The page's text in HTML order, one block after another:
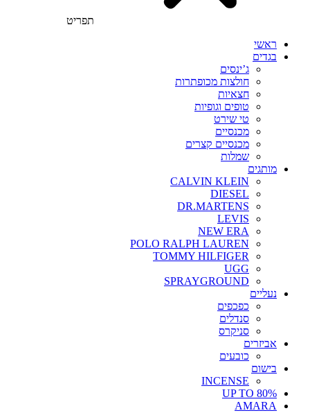
תפריט
ראשי
בגדים
ג’ינסים
חולצות מכופתרות
חצאיות
טופים וגופיות
טי שירט
מכנסיים
מכנסיים קצרים
שמלות
מותגים
CALVIN KLEIN
DIESEL
DR.MARTENS
LEVIS
NEW ERA
POLO RALPH LAUREN
TOMMY HILFIGER
UGG
SPRAYGROUND
נעליים
כפכפים
סנדלים
סניקרס
אביזרים
כובעים
בישום
INCENSE
UP TO 80%
AMARA